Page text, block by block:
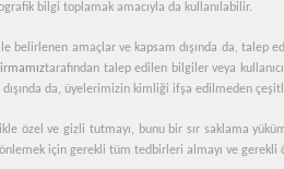
bilgi toplamak amacıyla da kullanılabilir.
belirlenen amaçlar ve kapsam dışında da, talep
tarafından talep edilen bilgiler veya
da, üyelerimizin kimliği ifşa edilmeden
özel ve gizli tutmayı, bunu bir sır saklama
önlemek için gerekli tüm tedbirleri almayı ve